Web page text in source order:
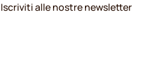
Iscriviti alle nostre newsletter